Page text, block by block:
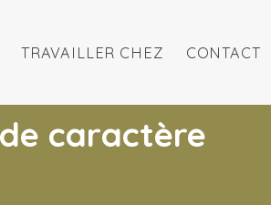
TRAVAILLER CHEZ CONTACT
caractère